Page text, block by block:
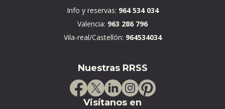
Info y reservas: 964 534 034
Valencia: 963 286 796
Vila-real/Castellón: 964534034
Nuestras RRSS
Visítanos en